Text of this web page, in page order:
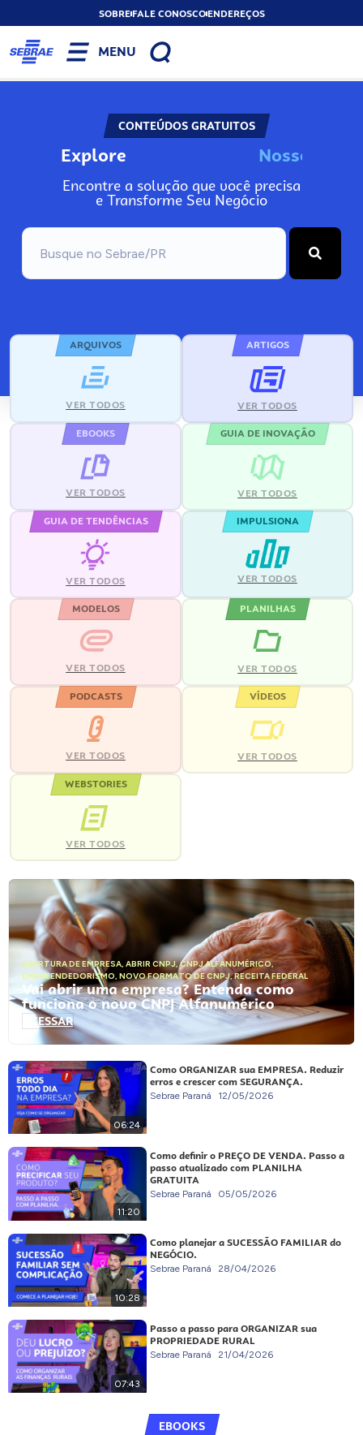
SOBREFALE CONOSCOENDEREÇOS
MENU
CONTEÚDOS GRATUITOS
Explore No
Encontre a solução que você precisa
e Transforme Seu Negócio
ARQUIVOS
VER TODOS
ARTIGOS
VER TODOS
EBOOKS
VER TODOS
GUIA DE INOVAÇÃO
VER TODOS
GUIA DE TENDÊNCIAS
VER TODOS
IMPULSIONA
VER TODOS
MODELOS
VER TODOS
PLANILHAS
VER TODOS
PODCASTS
VER TODOS
VÍDEOS
VER TODOS
WEBSTORIES
VER TODOS
ABERTURA DE EMPRESA, ABRIR CNPJ,CNPJ ALFANUMÉRICO,
EMPREENDEDORISMO, NOVO FORMATO DE CNPJ,RECEITA FEDERAL
Vai abrir uma empresa? Entenda como
funciona o novo CNPJ Alfanumérico
ACESSAR
06:24
Como ORGANIZAR sua EMPRESA. Reduzir
erros e crescer com SEGURANÇA.
Sebrae Paraná 12/05/2026
11:20
Como definir o PREÇO DE VENDA. Passo a
passo atualizado com PLANILHA
GRATUITA
Sebrae Paraná 05/05/2026
10:28
Como planejar a SUCESSÃO FAMILIAR do
NEGÓCIO.
Sebrae Paraná 28/04/2026
07:43
Passo a passo para ORGANIZAR sua
PROPRIEDADE RURAL
Sebrae Paraná 21/04/2026
EBOOKS